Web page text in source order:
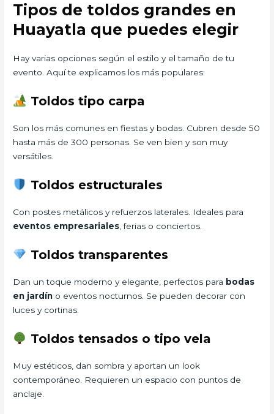
Tipos de toldos grandes en
Huayatla que puedes elegir
Hay varias opciones según el estilo y el tamaño de tu
evento. Aquí te explicamos los más populares:
Toldos tipo carpa
Son los más comunes en fiestas y bodas. Cubren desde 50
hasta más de 300 personas. Se ven bien y son muy
versátiles.
Toldos estructurales
Con postes metálicos y refuerzos laterales. Ideales para
eventos empresariales , ferias o conciertos.
Toldos transparentes
Dan un toque moderno y elegante, perfectos para bodas
en jardín o eventos nocturnos. Se pueden decorar con
luces y cortinas.
Toldos tensados o tipo vela
Muy estéticos, dan sombra y aportan un look
contemporáneo. Requieren un espacio con puntos de
anclaje.